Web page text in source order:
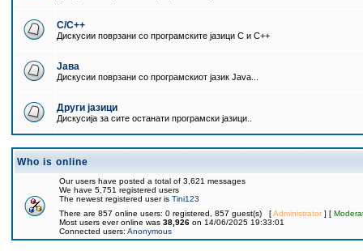
C/C++
Дискусии поврзани со програмските јазици C и C++
Јава
Дискусии поврзани со програмскиот јазик Java...
Други јазици
Дискусија за сите останати програмски јазици..
Who is online
Our users have posted a total of 3,621 messages
We have 5,751 registered users
The newest registered user is Tini123
There are 857 online users: 0 registered, 857 guest(s) [Administrator] [
Most users ever online was 38,926 on 14/06/2025 19:33:01
Connected users: Anonymous